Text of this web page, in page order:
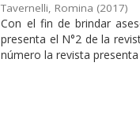
Tavernelli, Romina (2017)
Con el fin de brindar
presenta el N°2 de la
número la revista presenta